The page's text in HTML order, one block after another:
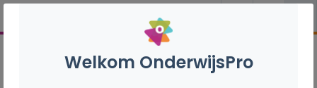
Welkom OnderwijsPro